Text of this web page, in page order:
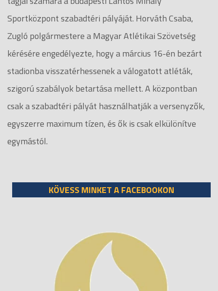
Sportközpont szabadtéri pályáját. Horváth Csaba,
Zugló polgármestere a Magyar Atlétikai Szövetség
kérésére engedélyezte, hogy a március 16-én bezárt
stadionba visszatérhessenek a válogatott atléták,
szigorú szabályok betartása mellett. A központban
csak a szabadtéri pályát használhatják a versenyzők,
egyszerre maximum tízen, és ők is csak elkülönítve
egymástól.
KÖVESS MINKET A FACEBOOKON